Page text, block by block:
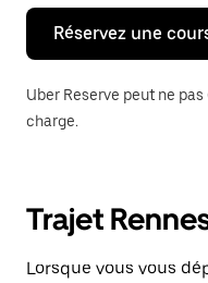
Échap
pour
fermer
calendrier.
Réservez une
Uber Reserve peut ne
charge.
Trajet
Lorsque vous vous